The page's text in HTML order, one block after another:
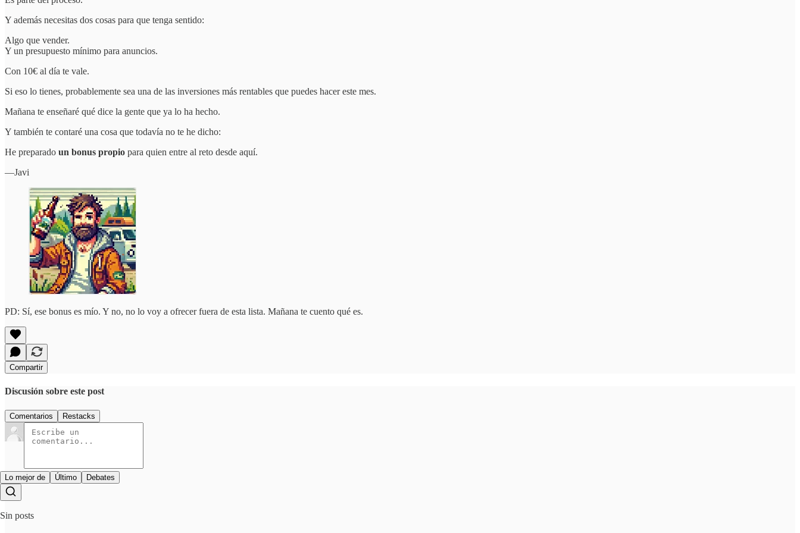
Y además necesitas dos cosas para que tenga sentido:
Algo que vender.
Y un presupuesto mínimo para anuncios.
Con 10€ al día te vale.
Si eso lo tienes, probablemente sea una de las inversiones más rentables que puedes hacer este mes.
Mañana te enseñaré qué dice la gente que ya lo ha hecho.
Y también te contaré una cosa que todavía no te he dicho:
He preparado un bonus propio para quien entre al reto desde aquí.
—Javi
PD: Sí, ese bonus es mío. Y no, no lo voy a ofrecer fuera de esta lista. Mañana te cuento qué es.
Compartir
Discusión sobre este post
Comentarios Restacks
Lo mejor de Último Debates
Sin posts